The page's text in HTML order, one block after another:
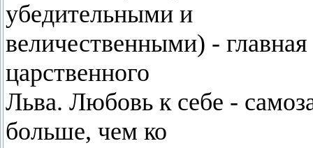
убедительными и
величественными) -
царственного
Льва. Любовь к себе -
больше, чем ко